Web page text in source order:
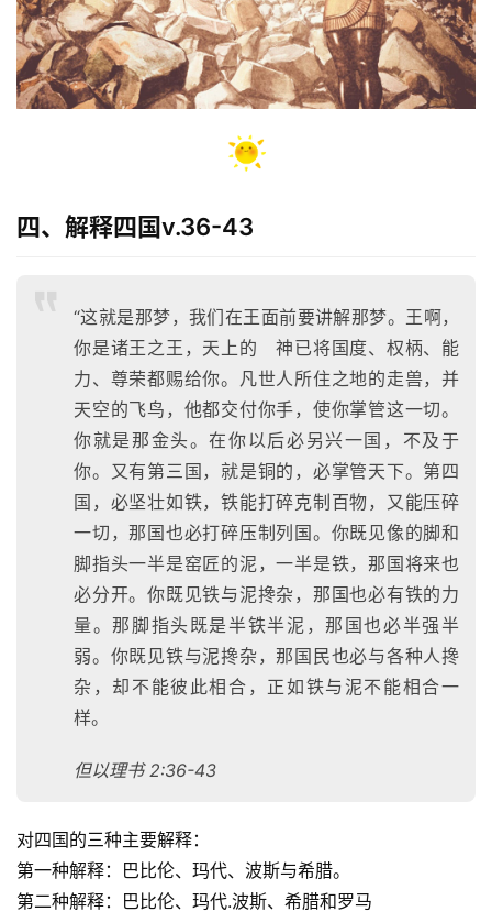
四、解释四国v.36-43
“这就是那梦，我们在王面前要讲解那梦。王啊，
你是诸王之王，天上的 神已将国度、权柄、能
力、尊荣都赐给你。凡世人所住之地的走兽，并
天空的飞鸟，他都交付你手，使你掌管这一切。
你就是那金头。在你以后必另兴一国，不及于
你。又有第三国，就是铜的，必掌管天下。第四
国，必坚壮如铁，铁能打碎克制百物，又能压碎
一切，那国也必打碎压制列国。你既见像的脚和
脚指头一半是窑匠的泥，一半是铁，那国将来也
必分开。你既见铁与泥搀杂，那国也必有铁的力
量。那脚指头既是半铁半泥，那国也必半强半
弱。你既见铁与泥搀杂，那国民也必与各种人搀
杂，却不能彼此相合，正如铁与泥不能相合一
样。
但以理书 2:36-43
对四国的三种主要解释：
第一种解释：巴比伦、玛代、波斯与希腊。
第二种解释：巴比伦、玛代.波斯、希腊和罗马